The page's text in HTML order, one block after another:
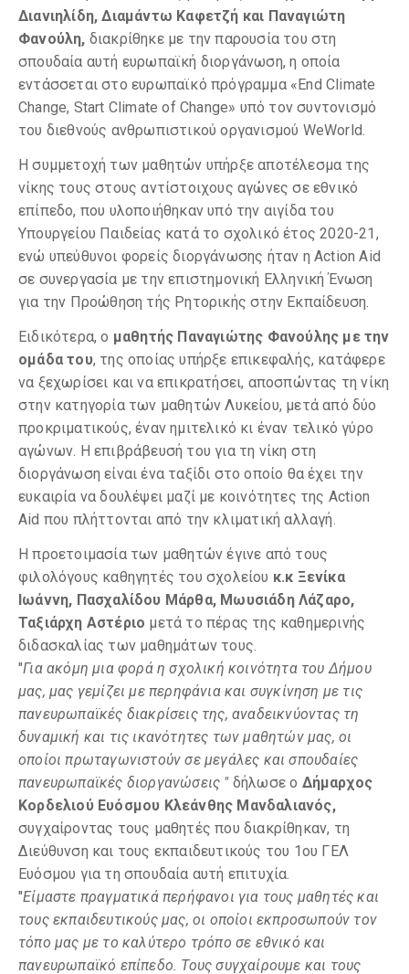
Διανιηλίδη, Διαμάντω Καφετζή και Παναγιώτη
Φανούλη, διακρίθηκε με την παρουσία του στη
σπουδαία αυτή ευρωπαϊκή διοργάνωση, η οποία
εντάσσεται στο ευρωπαϊκό πρόγραμμα «End Climate
Change, Start Climate of Change» υπό τον συντονισμό
του διεθνούς ανθρωπιστικού οργανισμού WeWorld.
Η συμμετοχή των μαθητών υπήρξε αποτέλεσμα της
νίκης τους στους αντίστοιχους αγώνες σε εθνικό
επίπεδο, που υλοποιήθηκαν υπό την αιγίδα του
Υπουργείου Παιδείας κατά το σχολικό έτος 2020-21,
ενώ υπεύθυνοι φορείς διοργάνωσης ήταν η Action Aid
σε συνεργασία με την επιστημονική Ελληνική Ένωση
για την Προώθηση τής Ρητορικής στην Εκπαίδευση.
Ειδικότερα, ο μαθητής Παναγιώτης Φανούλης με την
ομάδα του, της οποίας υπήρξε επικεφαλής, κατάφερε
να ξεχωρίσει και να επικρατήσει, αποσπώντας τη νίκη
στην κατηγορία των μαθητών Λυκείου, μετά από δύο
προκριματικούς, έναν ημιτελικό κι έναν τελικό γύρο
αγώνων. Η επιβράβευσή του για τη νίκη στη
διοργάνωση είναι ένα ταξίδι στο οποίο θα έχει την
ευκαιρία να δουλέψει μαζί με κοινότητες της Action
Aid που πλήττονται από την κλιματική αλλαγή.
Η προετοιμασία των μαθητών έγινε από τους
φιλολόγους καθηγητές του σχολείου κ.κ Ξενίκα
Ιωάννη, Πασχαλίδου Μάρθα, Μωυσιάδη Λάζαρο,
Ταξιάρχη Αστέριο μετά το πέρας της καθημερινής
διδασκαλίας των μαθημάτων τους.
"Για ακόμη μια φορά η σχολική κοινότητα του Δήμου
μας, μας γεμίζει με περηφάνια και συγκίνηση με τις
πανευρωπαϊκές διακρίσεις της, αναδεικνύοντας τη
δυναμική και τις ικανότητες των μαθητών μας, οι
οποίοι πρωταγωνιστούν σε μεγάλες και σπουδαίες
πανευρωπαϊκές διοργανώσεις "δήλωσε ο Δήμαρχος
Κορδελιού Ευόσμου Κλεάνθης Μανδαλιανός,
συγχαίροντας τους μαθητές που διακρίθηκαν, τη
Διεύθυνση και τους εκπαιδευτικούς του 1ου ΓΕΛ
Ευόσμου για τη σπουδαία αυτή επιτυχία.
"Είμαστε πραγματικά περήφανοι για τους μαθητές και
τους εκπαιδευτικούς μας, οι οποίοι εκπροσωπούν τον
τόπο μας με το καλύτερο τρόπο σε εθνικό και
πανευρωπαϊκό επίπεδο. Τους συγχαίρουμε και τους